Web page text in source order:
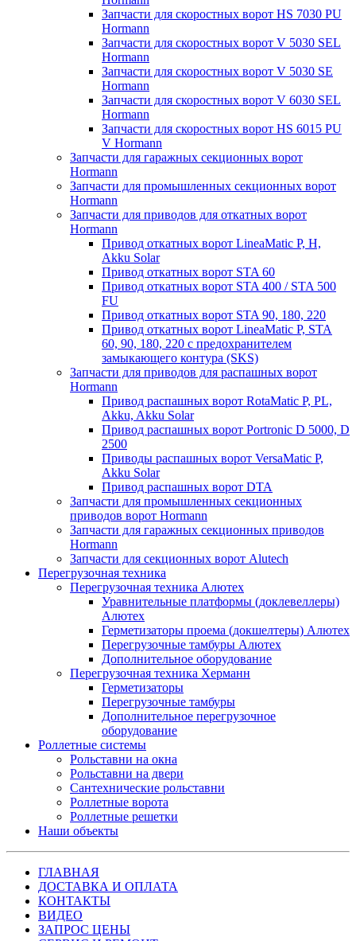
Запчасти для скоростных ворот HS 7030 PU
Hormann
Запчасти для скоростных ворот V 5030 SEL
Hormann
Запчасти для скоростных ворот V 5030 SE
Hormann
Запчасти для скоростных ворот V 6030 SEL
Hormann
Запчасти для скоростных ворот HS 6015 PU
V Hormann
Запчасти для гаражных секционных ворот
Hormann
Запчасти для промышленных секционных ворот
Hormann
Запчасти для приводов для откатных ворот
Hormann
Привод откатных ворот LineaMatic P, H,
Akku Solar
Привод откатных ворот STA 60
Привод откатных ворот STA 400 / STA 500
FU
Привод откатных ворот STA 90, 180, 220
Привод откатных ворот LineaMatic P, STA
60, 90, 180, 220 с предохранителем
замыкающего контура (SKS)
Запчасти для приводов для распашных ворот
Hormann
Привод распашных ворот RotaMatic P, PL,
Akku, Akku Solar
Привод распашных ворот Portronic D 5000, D
2500
Приводы распашных ворот VersaMatic P,
Akku Solar
Привод распашных ворот DTA
Запчасти для промышленных секционных
приводов ворот Hormann
Запчасти для гаражных секционных приводов
Hormann
Запчасти для секционных ворот Alutech
Перегрузочная техника
Перегрузочная техника Алютех
Уравнительные платформы (доклевеллеры)
Алютех
Герметизаторы проема (докшелтеры) Алютех
Перегрузочные тамбуры Алютех
Дополнительное оборудование
Перегрузочная техника Херманн
Герметизаторы
Перегрузочные тамбуры
Дополнительное перегрузочное
оборудование
Роллетные системы
Рольставни на окна
Рольставни на двери
Сантехнические рольставни
Роллетные ворота
Роллетные решетки
Наши объекты
ГЛАВНАЯ
ДОСТАВКА И ОПЛАТА
КОНТАКТЫ
ВИДЕО
ЗАПРОС ЦЕНЫ